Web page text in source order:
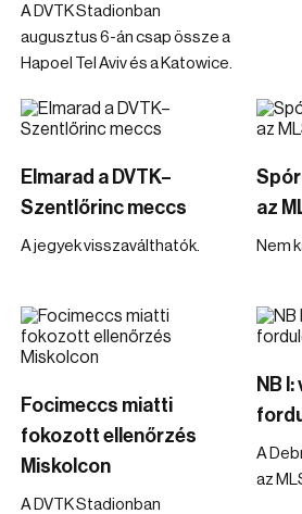
A DVTK Stadionban
augusztus 6-án csap össze a
Hapoel Tel Aviv és a Katowice.
Elmarad a DVTK–
Szentlőrinc meccs
A jegyek visszaválthatók.
az
Nem
Focimeccs miatti
fokozott ellenőrzés
Miskolcon
A DVTK Stadionban
NB
A
az